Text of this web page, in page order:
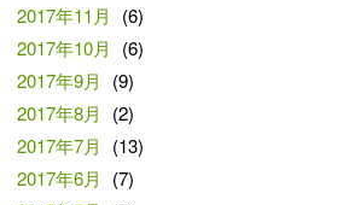
2017年11月
(6)
2017年10月
(6)
2017年9月
(9)
2017年8月
(2)
2017年7月
(13)
2017年6月
(7)